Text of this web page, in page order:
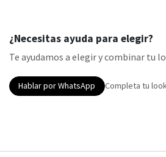
¿Necesitas ayuda para elegir?
Te ayudamos a elegir y combinar tu
Hablar por WhatsApp Completa tu